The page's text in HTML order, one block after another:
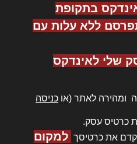
בתקופת
ללא עלות עם
שלי לאינדקס
ומהירה לאתר (או כניסה
כרטיס עסק.
את כרטיסך למקום